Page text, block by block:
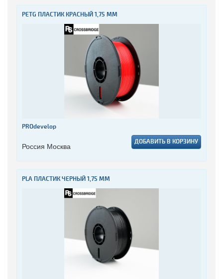
PETG ПЛАСТИК КРАСНЫЙ 1,75 ММ
PROdevelop
Россия Москва ДОБАВИТЬ В КОРЗИНУ
PLA ПЛАСТИК ЧЕРНЫЙ 1,75 ММ